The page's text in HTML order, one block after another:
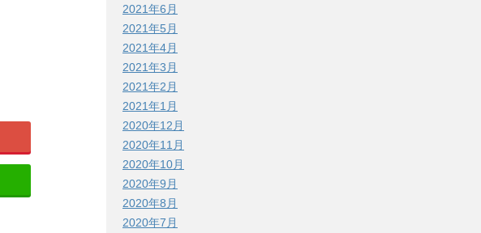
2021年6月
2021年5月
2021年4月
2021年3月
2021年2月
2021年1月
2020年12月
2020年11月
2020年10月
2020年9月
2020年8月
2020年7月